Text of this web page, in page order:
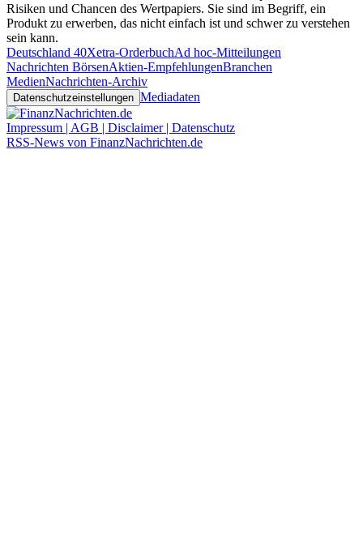
Risiken und Chancen des Wertpapiers. Sie sind im Begriff, ein
Produkt zu erwerben, das nicht einfach ist und schwer zu verstehen
sein kann.
Deutschland 40Xetra-OrderbuchAd hoc-Mitteilungen
Nachrichten BörsenAktien-EmpfehlungenBranchen
MedienNachrichten-Archiv
Datenschutzeinstellungen Mediadaten
Impressum | AGB | Disclaimer | Datenschutz
RSS-News von FinanzNachrichten.de